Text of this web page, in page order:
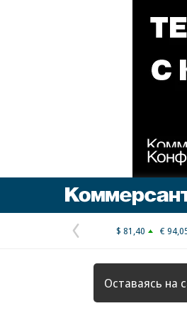
Предыдущая
страница
$ 81,40 €
Оставаясь на